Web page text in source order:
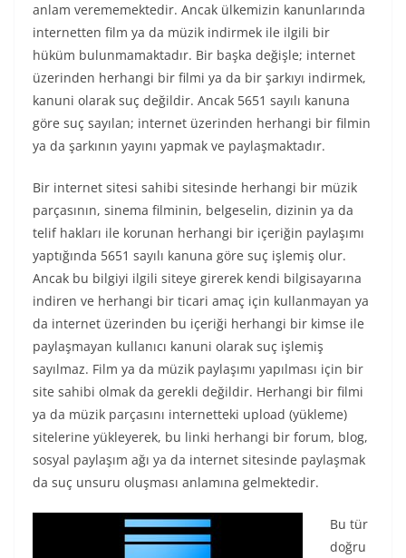
anlam verememektedir. Ancak ülkemizin kanunlarında
internetten film ya da müzik indirmek ile ilgili bir
hüküm bulunmamaktadır. Bir başka değişle; internet
üzerinden herhangi bir filmi ya da bir şarkıyı indirmek,
kanuni olarak suç değildir. Ancak 5651 sayılı kanuna
göre suç sayılan; internet üzerinden herhangi bir filmin
ya da şarkının yayını yapmak ve paylaşmaktadır.
Bir internet sitesi sahibi sitesinde herhangi bir müzik
parçasının, sinema filminin, belgeselin, dizinin ya da
telif hakları ile korunan herhangi bir içeriğin paylaşımı
yaptığında 5651 sayılı kanuna göre suç işlemiş olur.
Ancak bu bilgiyi ilgili siteye girerek kendi bilgisayarına
indiren ve herhangi bir ticari amaç için kullanmayan ya
da internet üzerinden bu içeriği herhangi bir kimse ile
paylaşmayan kullanıcı kanuni olarak suç işlemiş
sayılmaz. Film ya da müzik paylaşımı yapılması için bir
site sahibi olmak da gerekli değildir. Herhangi bir filmi
ya da müzik parçasını internetteki upload (yükleme)
sitelerine yükleyerek, bu linki herhangi bir forum, blog,
sosyal paylaşım ağı ya da internet sitesinde paylaşmak
da suç unsuru oluşması anlamına gelmektedir.
Bu tür
doğru